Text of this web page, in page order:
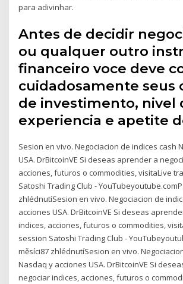
para adivinhar.
Antes de decidir
ou qualquer outro
financeiro voce deve
cuidadosamente seus
de investimento, nivel
experiencia e apetite
Sesion en vivo. Negociacion de indices cash
USA. DrBitcoinVE Si deseas aprender a
acciones, futuros o commodities, visitaLive
Satoshi Trading Club -
zhlédnutíSesion en vivo. Negociacion de
acciones USA. DrBitcoinVE Si deseas
indices, acciones, futuros o commodities,
session Satoshi Trading Club -
měsíci87 zhlédnutíSesion en vivo.
Nasdaq y acciones USA. DrBitcoinVE Si
negociar indices, acciones, futuros o